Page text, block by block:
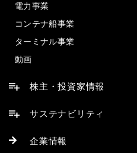
電力事業
コンテナ船事業
ターミナル事業
動画
株主・投資家情報
サステナビリティ
企業情報